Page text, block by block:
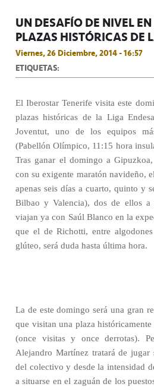
UN DESAFÍO DE NIVEL
PLAZAS HISTÓRICAS DE
Viernes, 26 Diciembre, 2014 - 16:57
ETIQUETAS:
El Iberostar Tenerife visita este
plazas históricas de la Liga
Joventut, uno de los equipos
(Pabellón Olímpico, 11:15 hora
Tras ganar el domingo a
con su exigente maratón navideño,
apenas seis días a cuarto, quinto y
Bilbao y Valencia), dos de ellos
viajan ya con Saúl Blanco en la
que el de Richotti, entre
glúteo, será duda hasta última hora.
La de este domingo será una gran
que visitan una plaza históricamente
(once visitas y once derrotas).
Alejandro Martínez tratará de jugar
del colectivo y desde la intensidad
a situarse en el zaguán de los